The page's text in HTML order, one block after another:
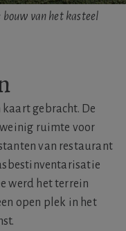
bouw van het kasteel
gebracht. De
ruimte voor
van restaurant
werd het terrein
open plek in het